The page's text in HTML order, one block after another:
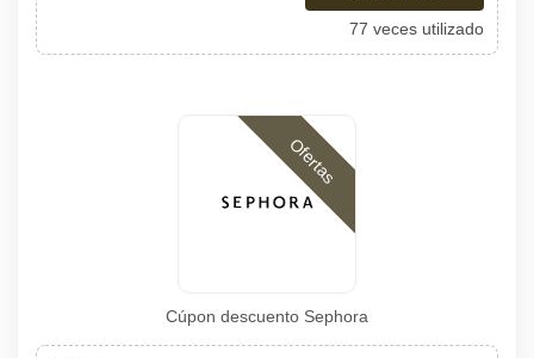
77 veces utilizado
Ofertas
Cúpon descuento Sephora